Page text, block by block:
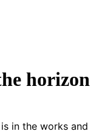
horizon
in the works and